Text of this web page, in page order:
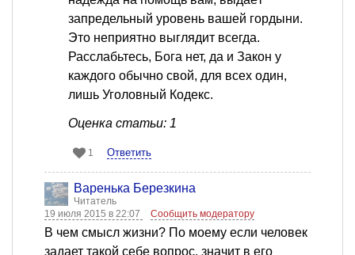
запредельный уровень вашей гордыни.
Это неприятно выглядит всегда.
Расслабьтесь, Бога нет, да и Закон у
каждого обычно свой, для всех один,
лишь Уголовный Кодекс.
Оценка статьи: 1
1 Ответить
Варенька Березкина
Читатель
19 июля 2015 в 22:07
Сообщить модератору
В чем смысл жизни? По моему если человек
задает такой себе вопрос, значит в его